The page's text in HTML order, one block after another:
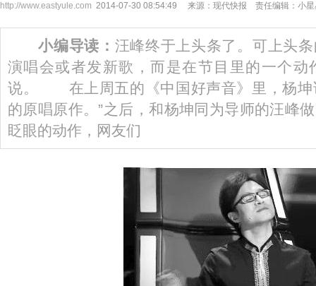
http://www.eastyule.com 2014-07-30 08:54:49 来源：现代快报 责任编辑：小星
小编导读： 汪峰终于上头条了。可上头
演唱会或者发新歌，而是在节目里的一个动
说。 在上周五的《中国好声音》里，杨坤
的原唱原作。”之后，和杨坤同为导师的汪峰
眨眼的动作，网友们